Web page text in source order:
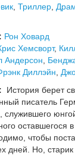
Триллер
Рон Ховард
Хемсворт,
Андерсон
Диллэйн
История берет
писатель
служившего
оставшегося
чтобы
дней. Но,